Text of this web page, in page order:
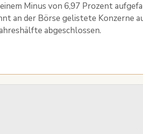
Minus von 6,97 Prozent
an der Börse gelistete Konzerne
abgeschlossen.